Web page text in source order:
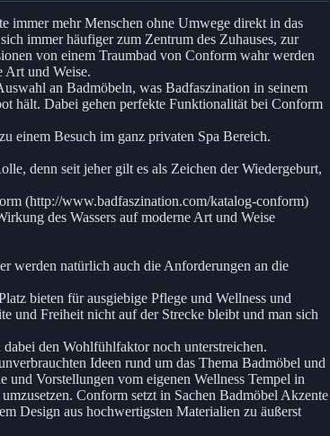
immer mehr Menschen ohne Umwege direkt in das
immer häufiger zum Zentrum des Zuhauses, zur
von einem Traumbad von Conform wahr werden
Art und Weise.
an Badmöbeln, was Badfaszination in seinem
hält. Dabei gehen perfekte Funktionalität bei Conform
einem Besuch im ganz privaten Spa Bereich.
denn seit jeher gilt es als Zeichen der Wiedergeburt,
(http://www.badfaszination.com/katalog-conform)
des Wassers auf moderne Art und Weise
werden natürlich auch die Anforderungen an die
bieten für ausgiebige Pflege und Wellness und
und Freiheit nicht auf der Strecke bleibt und man sich
den Wohlfühlfaktor noch unterstreichen.
Ideen rund um das Thema Badmöbel und
Vorstellungen vom eigenen Wellness Tempel in
Conform setzt in Sachen Badmöbel Akzente
Design aus hochwertigsten Materialien zu äußerst